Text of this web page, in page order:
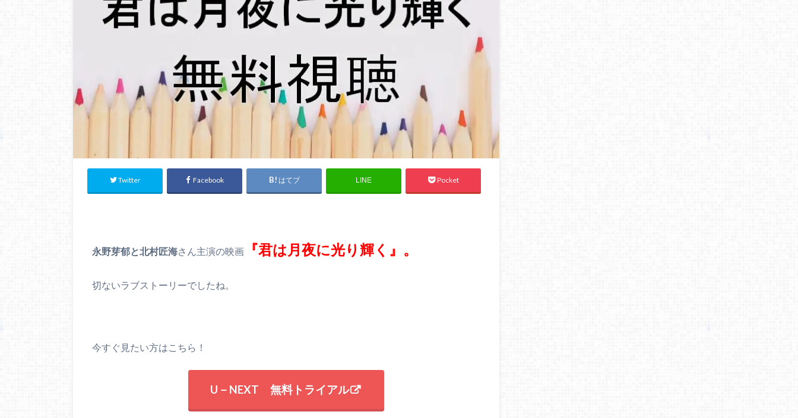
Twitter Facebook はてブ LINE Pocket
永野芽郁と北村匠海さん主演の映画 『君は月夜に光り輝く』。
切ないラブストーリーでしたね。
今すぐ見たい方はこちら！
U－NEXT 無料トライアル